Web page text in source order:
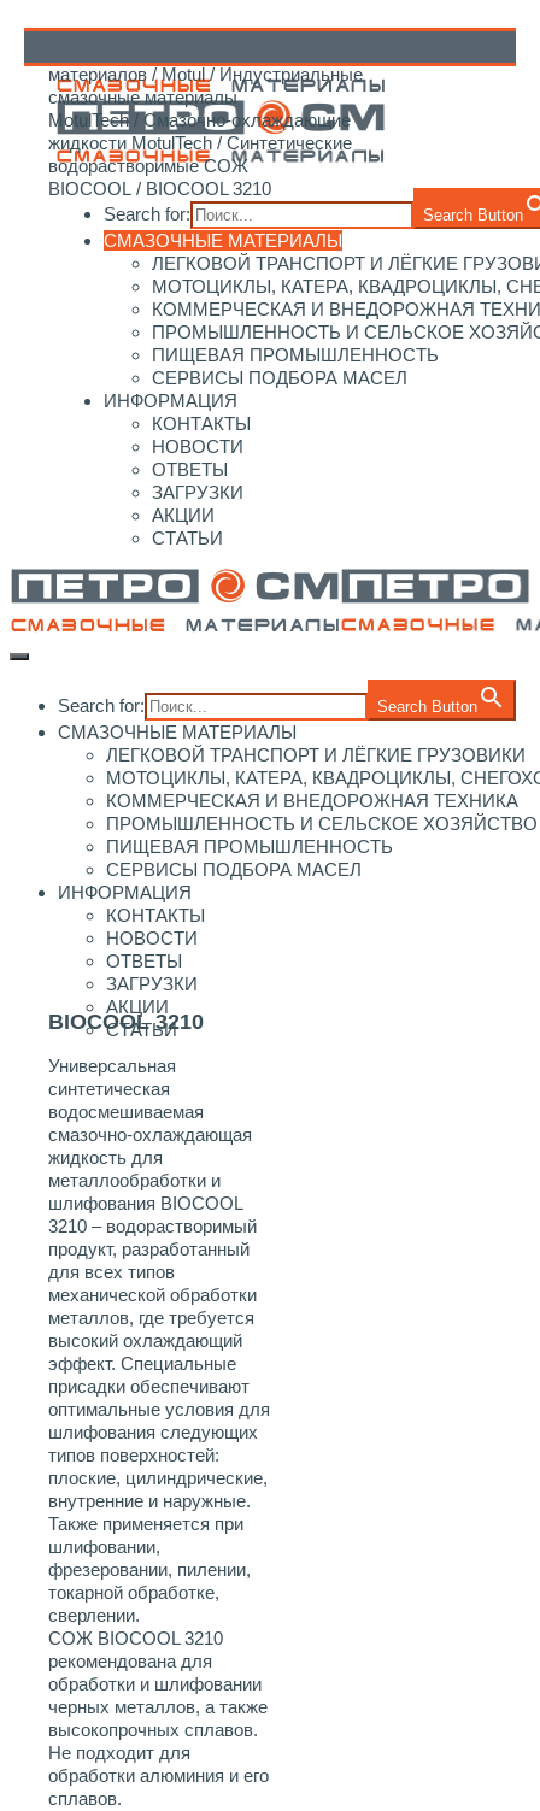
Search for: Search Button
СМАЗОЧНЫЕ МАТЕРИАЛЫ
ЛЕГКОВОЙ ТРАНСПОРТ И ЛЁГКИЕ
МОТОЦИКЛЫ, КАТЕРА, КВАДРОЦИКЛЫ,
КОММЕРЧЕСКАЯ И ВНЕДОРОЖНАЯ
ПРОМЫШЛЕННОСТЬ И СЕЛЬСКОЕ
ПИЩЕВАЯ ПРОМЫШЛЕННОСТЬ
СЕРВИСЫ ПОДБОРА МАСЕЛ
ИНФОРМАЦИЯ
КОНТАКТЫ
НОВОСТИ
ОТВЕТЫ
ЗАГРУЗКИ
АКЦИИ
СТАТЬИ
Search for: Search Button
СМАЗОЧНЫЕ МАТЕРИАЛЫ
ЛЕГКОВОЙ ТРАНСПОРТ И ЛЁГКИЕ ГРУЗОВИКИ
МОТОЦИКЛЫ, КАТЕРА, КВАДРОЦИКЛЫ,
КОММЕРЧЕСКАЯ И ВНЕДОРОЖНАЯ ТЕХНИКА
ПРОМЫШЛЕННОСТЬ И СЕЛЬСКОЕ ХОЗЯЙСТВО
ПИЩЕВАЯ ПРОМЫШЛЕННОСТЬ
СЕРВИСЫ ПОДБОРА МАСЕЛ
ИНФОРМАЦИЯ
КОНТАКТЫ
НОВОСТИ
ОТВЕТЫ
ЗАГРУЗКИ
АКЦИИ
СТАТЬИ
материалов/Motul/ Индустриальные
смазочные материалы
MotulTech/ Смазочно-охлаждающие
жидкости MotulTech/ Синтетические
водорастворимые СОЖ
BIOCOOL / BIOCOOL 3210
BIOCOOL 3210
Универсальная
синтетическая
водосмешиваемая
смазочно-охлаждающая
жидкость для
металлообработки и
шлифования BIOCOOL
3210 – водорастворимый
продукт, разработанный
для всех типов
механической обработки
металлов, где требуется
высокий охлаждающий
эффект. Специальные
присадки обеспечивают
оптимальные условия для
шлифования следующих
типов поверхностей:
плоские, цилиндрические,
внутренние и наружные.
Также применяется при
шлифовании,
фрезеровании, пилении,
токарной обработке,
сверлении.
СОЖ BIOCOOL 3210
рекомендована для
обработки и шлифовании
черных металлов, а также
высокопрочных сплавов.
Не подходит для
обработки алюминия и его
сплавов.